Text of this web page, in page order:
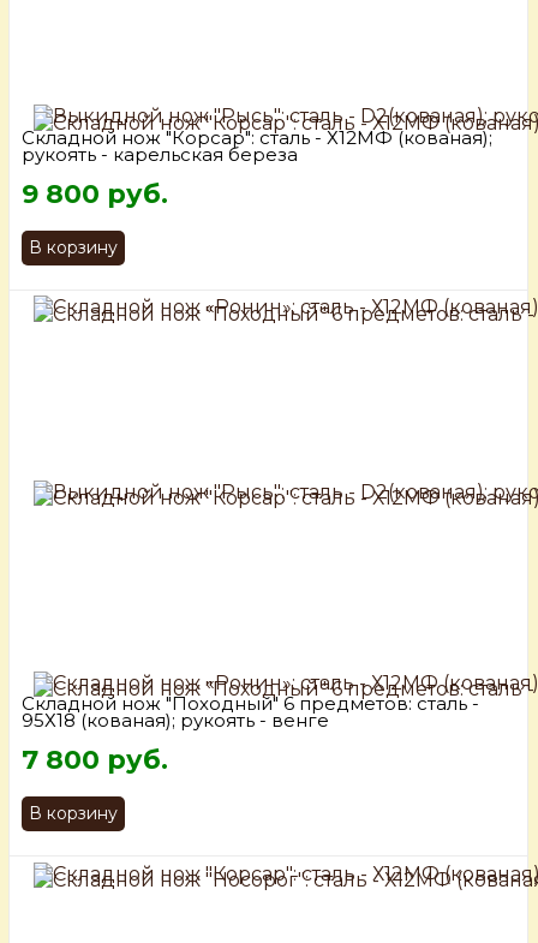
Складной нож "Корсар": сталь - Х12МФ (кованая);
рукоять - карельская береза
9 800 руб.
В корзину
Складной нож "Походный" 6 предметов: сталь -
95Х18 (кованая); рукоять - венге
7 800 руб.
В корзину